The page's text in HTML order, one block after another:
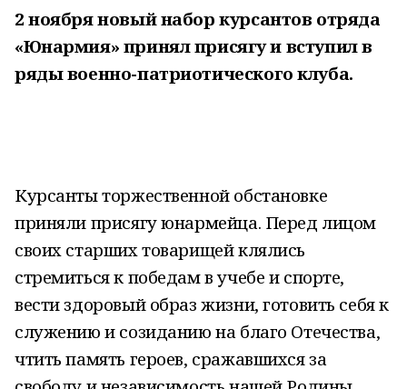
2 ноября новый набор курсантов отряда
«Юнармия» принял присягу и вступил в
ряды военно-патриотического клуба.
Курсанты торжественной обстановке
приняли присягу юнармейца. Перед лицом
своих старших товарищей клялись
стремиться к победам в учебе и спорте,
вести здоровый образ жизни, готовить себя к
служению и созиданию на благо Отечества,
чтить память героев, сражавшихся за